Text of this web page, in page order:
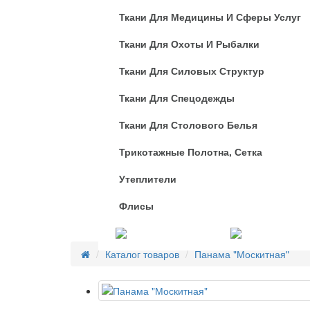
Ткани Для Медицины И Сферы Услуг
Ткани Для Охоты И Рыбалки
Ткани Для Силовых Структур
Ткани Для Спецодежды
Ткани Для Столового Белья
Трикотажные Полотна, Сетка
Утеплители
Флисы
Каталог товаров
Панама "Москитная"